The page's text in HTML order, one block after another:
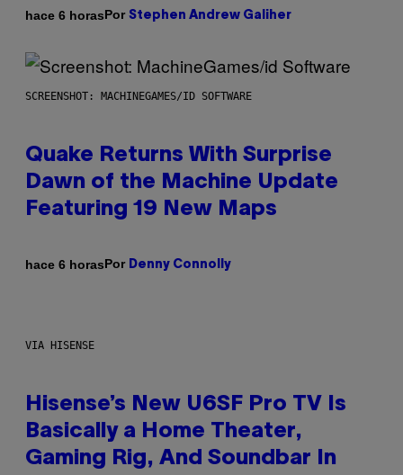
hace 6 horasPor Stephen Andrew Galiher
SCREENSHOT: MACHINEGAMES/ID SOFTWARE
Quake Returns With Surprise
Dawn of the Machine Update
Featuring 19 New Maps
hace 6 horasPor Denny Connolly
VIA HISENSE
Hisense’s New U6SF Pro TV Is
Basically a Home Theater,
Gaming Rig, And Soundbar In